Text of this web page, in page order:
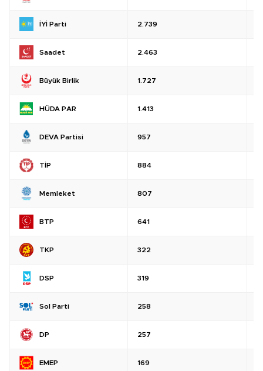
İYİ Parti 2.739
Saadet 2.463
Büyük Birlik 1.727
HÜDA PAR 1.413
DEVA Partisi 957
TİP 884
Memleket 807
BTP 641
TKP 322
DSP 319
Sol Parti 258
DP 257
EMEP 169